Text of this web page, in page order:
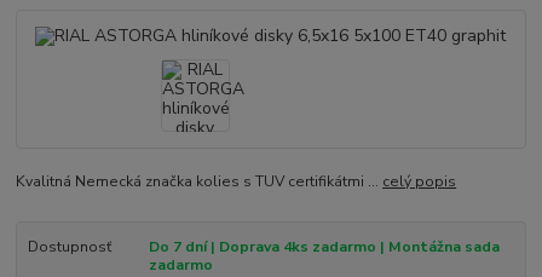
Kvalitná Nemecká značka kolies s TUV certifikátmi ... celý popis
Dostupnosť
Do 7 dní | Doprava 4ks zadarmo | Montážna sada
zadarmo